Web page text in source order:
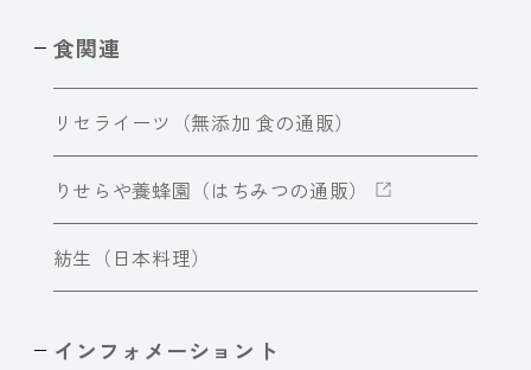
食関連
リセライーツ（無添加 食の通販）
りせらや養蜂園（はちみつの通販）
紡生（日本料理）
インフォメーショント